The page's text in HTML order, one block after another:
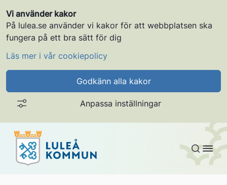
Vi använder kakor
På lulea.se använder vi kakor för att webbplatsen ska
fungera på ett bra sätt för dig
Läs mer i vår cookiepolicy
Godkänn alla kakor
Anpassa inställningar
Gå till innehållet